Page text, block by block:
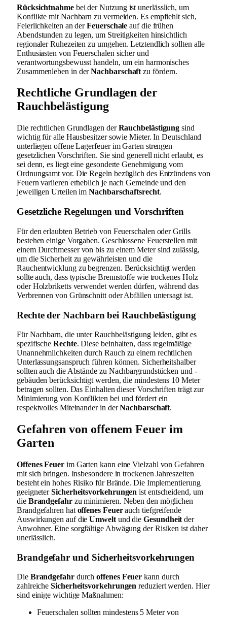
Rücksichtnahmebei der Nutzung ist unerlässlich, um
Konflikte mit Nachbarn zu vermeiden. Es empfiehlt sich,
Feierlichkeiten an derFeuerschale auf die frühen
Abendstunden zu legen, um Streitigkeiten hinsichtlich
regionaler Ruhezeiten zu umgehen. Letztendlich sollten alle
Enthusiasten von Feuerschalen sicher und
verantwortungsbewusst handeln, um ein harmonisches
Zusammenleben in derNachbarschaft zu fördern.
Rechtliche Grundlagen der
Rauchbelästigung
Die rechtlichen Grundlagen derRauchbelästigung sind
wichtig für alle Hausbesitzer sowie Mieter. In Deutschland
unterliegen offene Lagerfeuer im Garten strengen
gesetzlichen Vorschriften. Sie sind generell nicht erlaubt, es
sei denn, es liegt eine gesonderte Genehmigung vom
Ordnungsamt vor. Die Regeln bezüglich des Entzündens von
Feuern variieren erheblich je nach Gemeinde und den
jeweiligen Urteilen imNachbarschaftsrecht.
Gesetzliche Regelungen und Vorschriften
Für den erlaubten Betrieb von Feuerschalen oder Grills
bestehen einige Vorgaben. Geschlossene Feuerstellen mit
einem Durchmesser von bis zu einem Meter sind zulässig,
um die Sicherheit zu gewährleisten und die
Rauchentwicklung zu begrenzen. Berücksichtigt werden
sollte auch, dass typische Brennstoffe wie trockenes Holz
oder Holzbriketts verwendet werden dürfen, während das
Verbrennen von Grünschnitt oder Abfällen untersagt ist.
Rechte der Nachbarn bei Rauchbelästigung
Für Nachbarn, die unter Rauchbelästigung leiden, gibt es
spezifischeRechte. Diese beinhalten, dass regelmäßige
Unannehmlichkeiten durch Rauch zu einem rechtlichen
Unterlassungsanspruch führen können. Sicherheitshalber
sollten auch die Abstände zu Nachbargrundstücken und -
gebäuden berücksichtigt werden, die mindestens 10 Meter
betragen sollten. Das Einhalten dieser Vorschriften trägt zur
Minimierung von Konflikten bei und fördert ein
respektvolles Miteinander in derNachbarschaft.
Gefahren von offenem Feuer im
Garten
Offenes Feuerim Garten kann eine Vielzahl von Gefahren
mit sich bringen. Insbesondere in trockenen Jahreszeiten
besteht ein hohes Risiko für Brände. Die Implementierung
geeigneterSicherheitsvorkehrungen ist entscheidend, um
die Brandgefahrzu minimieren. Neben den möglichen
Brandgefahren hat offenes Feuerauch tiefgreifende
Auswirkungen auf dieUmweltund dieGesundheit der
Anwohner. Eine sorgfältige Abwägung der Risiken ist daher
unerlässlich.
Brandgefahr und Sicherheitsvorkehrungen
Die Brandgefahrdurchoffenes Feuer kann durch
zahlreicheSicherheitsvorkehrungen reduziert werden. Hier
sind einige wichtige Maßnahmen:
Feuerschalen sollten mindestens 5 Meter von